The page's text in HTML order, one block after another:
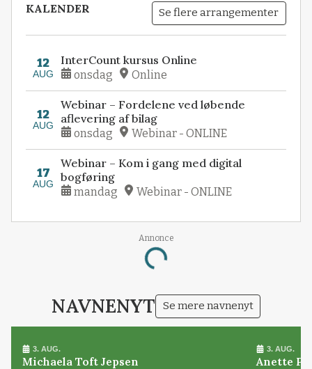
KALENDER Se flere arrangementer
12
AUG
InterCount kursus Online
onsdag Online
12
AUG
Webinar – Fordelene ved løbende
aflevering af bilag
onsdag Webinar - ONLINE
17
AUG
Webinar – Kom i gang med digital
bogføring
mandag Webinar - ONLINE
Annonce
Loading...
NAVNENYT Se mere navnenyt
3. AUG.
Michaela Toft Jepsen
3. AUG.
Anette